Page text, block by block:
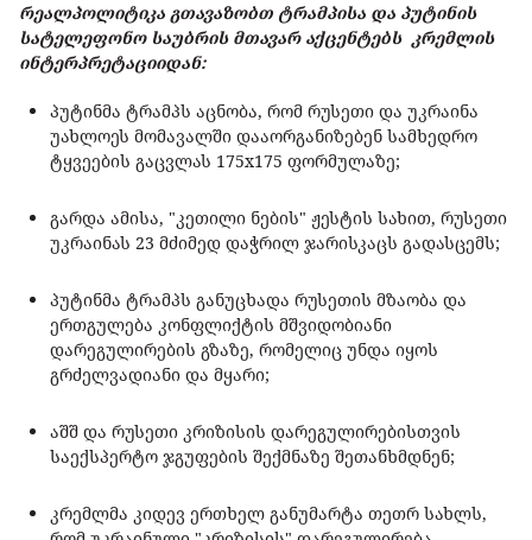
რეალპოლიტიკა გთავაზობთ ტრამპისა და პუტინის
სატელეფონო საუბრის მთავარ აქცენტებს კრემლის
ინტერპრეტაციიდან:
პუტინმა ტრამპს აცნობა, რომ რუსეთი და უკრაინა
უახლოეს მომავალში დააორგანიზებენ სამხედრო
ტყვეების გაცვლას 175x175 ფორმულაზე;
გარდა ამისა, "კეთილი ნების" ჟესტის სახით, რუსეთი
უკრაინას 23 მძიმედ დაჭრილ ჯარისკაცს გადასცემს;
პუტინმა ტრამპს განუცხადა რუსეთის მზაობა და
ერთგულება კონფლიქტის მშვიდობიანი
დარეგულირების გზაზე, რომელიც უნდა იყოს
გრძელვადიანი და მყარი;
აშშ და რუსეთი კრიზისის დარეგულირებისთვის
საექსპერტო ჯგუფების შექმნაზე შეთანხმდნენ;
კრემლმა კიდევ ერთხელ განუმარტა თეთრ სახლს,